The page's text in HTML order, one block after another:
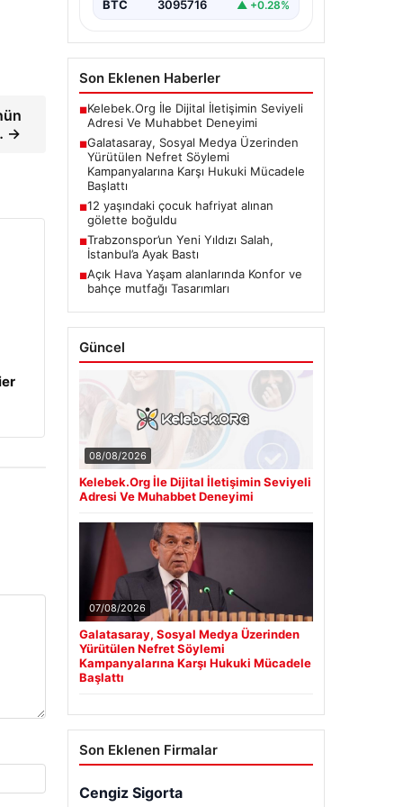
→
platformlarında artış gösteren
BTC 3095716 ▲ +0.28%
Son Eklenen Haberler
■Kelebek.Org İle Dijital İletişimin Seviyeli
Adresi Ve Muhabbet Deneyimi
■Galatasaray, Sosyal Medya Üzerinden
Yürütülen Nefret Söylemi
Kampanyalarına Karşı Hukuki Mücadele
Başlattı
■12 yaşındaki çocuk hafriyat alınan
gölette boğuldu
■Trabzonspor’un Yeni Yıldızı Salah,
İstanbul’a Ayak Bastı
■Açık Hava Yaşam alanlarında Konfor ve
bahçe mutfağı Tasarımları
Güncel
08/08/2026
Kelebek.Org İle Dijital İletişimin Seviyeli
Adresi Ve Muhabbet Deneyimi
07/08/2026
Galatasaray, Sosyal Medya Üzerinden
Yürütülen Nefret Söylemi
Kampanyalarına Karşı Hukuki Mücadele
Başlattı
Son Eklenen Firmalar
Cengiz Sigorta